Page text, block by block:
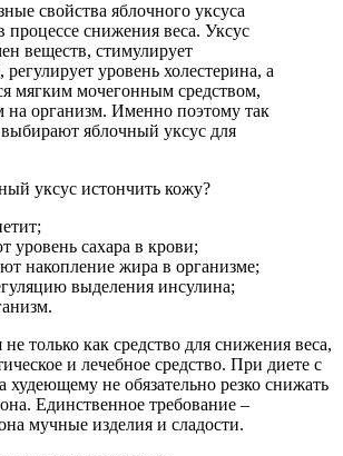
свойства яблочного уксуса
процессе снижения веса. Уксус
веществ, стимулирует
уровень холестерина, а
мягким мочегонным средством,
организм. Именно поэтому так
яблочный уксус для
уксус истончить кожу?
уровень сахара в крови;
накопление жира в организме;
выделения инсулина;
не только как средство для снижения веса,
и лечебное средство. При диете с
худеющему не обязательно резко снижать
Единственное требование –
мучные изделия и сладости.